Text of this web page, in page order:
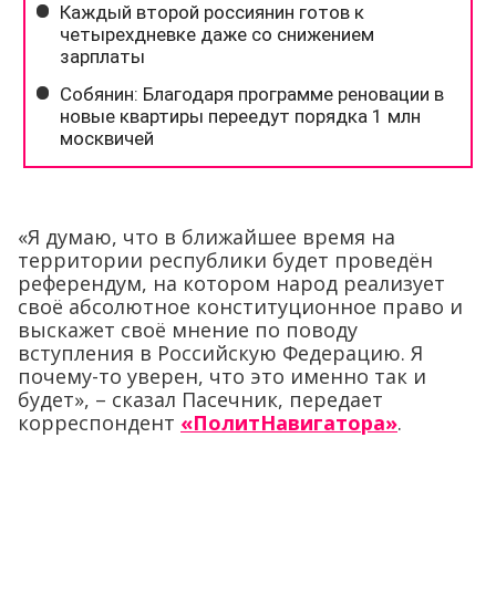
«Я думаю, что в ближайшее время на
территории республики будет проведён
референдум, на котором народ реализует
своё абсолютное конституционное право и
выскажет своё мнение по поводу
вступления в Российскую Федерацию. Я
почему-то уверен, что это именно так и
будет», – сказал Пасечник, передает
корреспондент «ПолитНавигатора».